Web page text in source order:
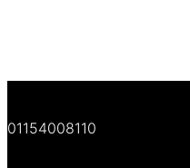
01154008110